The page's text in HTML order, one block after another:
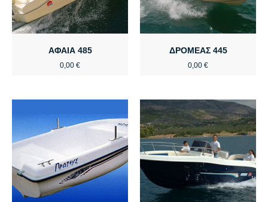
ΑΦΑΙΑ 485
0,00 €
ΔΡΟΜΕΑΣ 445
0,00 €